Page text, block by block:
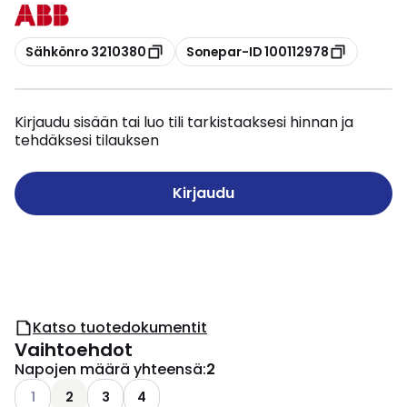
Kopioi
Sähkönro 3210380 Kopioi
Sonepar-ID 100112978
Kirjaudu sisään tai luo tili tarkistaaksesi hinnan ja
tehdäksesi tilauksen
Kirjaudu
Katso tuotedokumentit
Vaihtoehdot
Napojen määrä yhteensä:2
Katso käytettävissä olevat vaihtoehdot
1 2 3 4